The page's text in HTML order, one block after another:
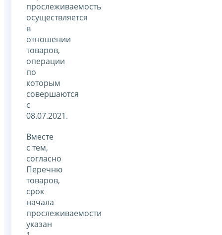
прослеживаемость
осуществляется
в
отношении
товаров,
операции
по
которым
совершаются
с
08.07.2021.
Вместе
с тем,
согласно
Перечню
товаров,
срок
начала
прослеживаемости
указан